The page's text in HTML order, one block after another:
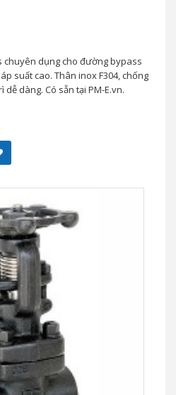
chuyên dụng cho đường bypass
suất cao. Thân inox F304, chống
dễ dàng. Có sẵn tại PM-E.vn.